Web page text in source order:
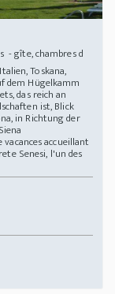
- gîte, chambres d
Toskana,
dem Hügelkamm
das reich an
ist, Blick
in Richtung der
accueillant
Senesi, l'un des